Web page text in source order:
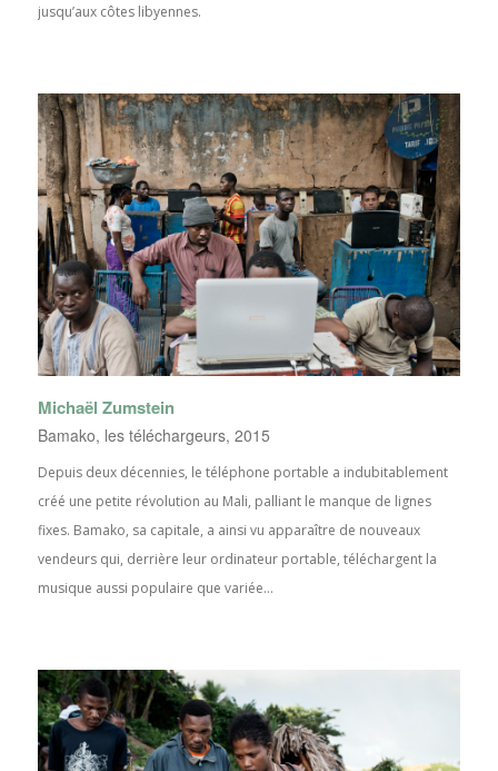
jusqu’aux côtes libyennes.
Michaël Zumstein
Bamako, les téléchargeurs, 2015
Depuis deux décennies, le téléphone portable a indubitablement
créé une petite révolution au Mali, palliant le manque de lignes
fixes. Bamako, sa capitale, a ainsi vu apparaître de nouveaux
vendeurs qui, derrière leur ordinateur portable, téléchargent la
musique aussi populaire que variée...